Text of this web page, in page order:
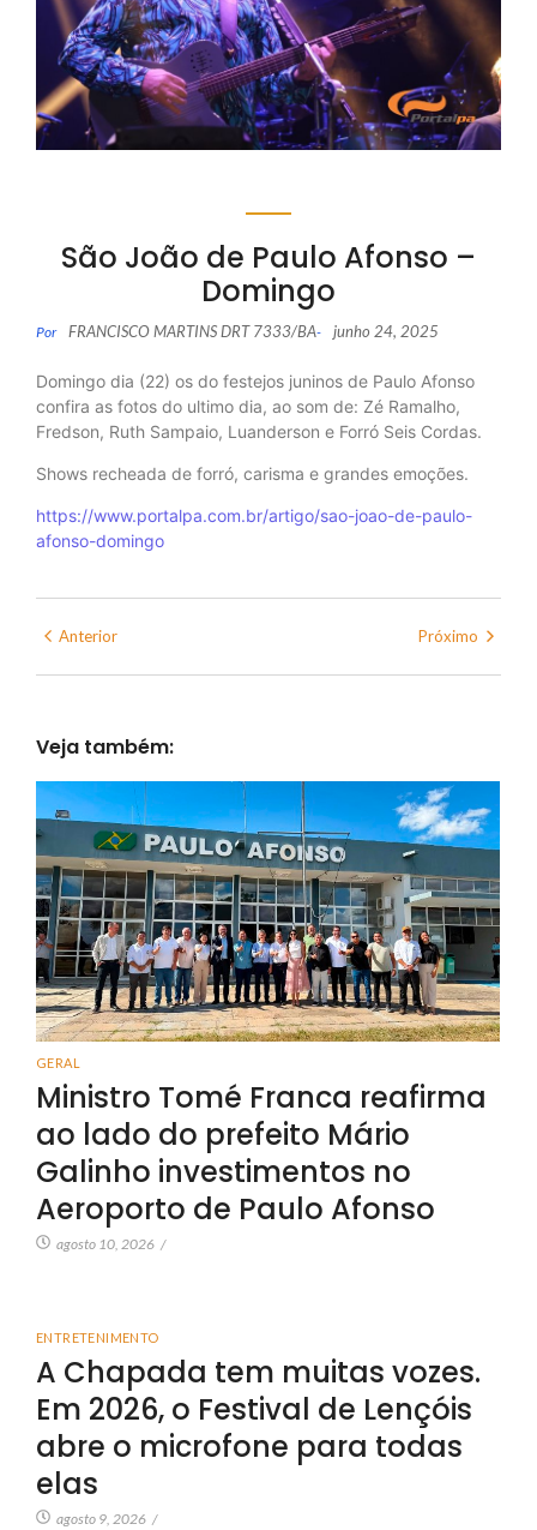
São João de Paulo Afonso –
Domingo
Por FRANCISCO MARTINS DRT 7333/BA- junho 24, 2025
Domingo dia (22) os do festejos juninos de Paulo Afonso
confira as fotos do ultimo dia, ao som de: Zé Ramalho,
Fredson, Ruth Sampaio, Luanderson e Forró Seis Cordas.
Shows recheada de forró, carisma e grandes emoções.
https://www.portalpa.com.br/artigo/sao-joao-de-paulo-
afonso-domingo
Anterior Próximo
Veja também:
GERAL
Ministro Tomé Franca reafirma
ao lado do prefeito Mário
Galinho investimentos no
Aeroporto de Paulo Afonso
agosto 10, 2026 /
ENTRETENIMENTO
A Chapada tem muitas vozes.
Em 2026, o Festival de Lençóis
abre o microfone para todas
elas
agosto 9, 2026 /